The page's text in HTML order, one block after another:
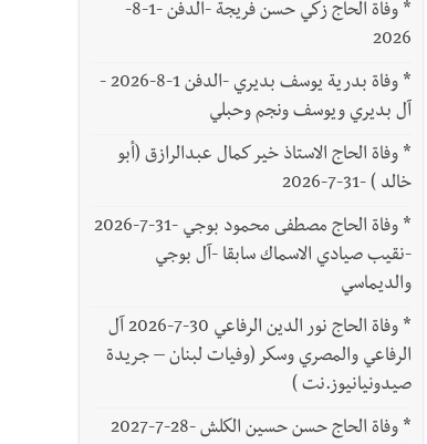
*
وفاة الحاج زكي حسن فريجة -الدفن -1-8-
2026
*
وفاة بدرية يوسف بديري -الدفن 1-8-2026 -
آل بديري ويوسف ونجم وحبلي
* وفاة الحاج الاستاذ خير كمال عبدالرازق (أبو
خالد ) -31-7-2026
*
وفاة الحاج مصطفى محمود بوجي -31-7-2026
-نقيب صيادي الاسماك سابقا -آل بوجي
والديماسي
*
وفاة الحاج نور الدين الرفاعي 30-7-2026 آل
الرفاعي والمصري وسكر (وفيات لبنان – جريدة
صيدونيانيوز.نت )
*
وفاة الحاج حسن حسين الكلش -28-7-2027